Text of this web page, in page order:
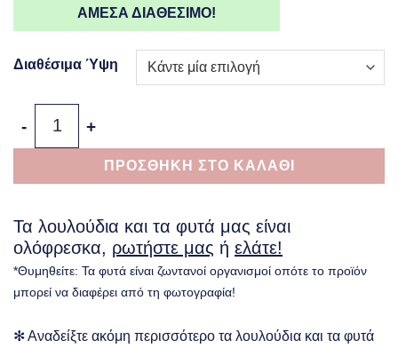
ΑΜΕΣΑ ΔΙΑΘΕΣΙΜΟ!
Διαθέσιμα Ύψη
ΠΡΟΣΘΗΚΗ ΣΤΟ ΚΑΛΑΘΙ
Τα λουλούδια και τα φυτά μας είναι
ολόφρεσκα, ρωτήστε μας ή ελάτε!
*Θυμηθείτε: Τα φυτά είναι ζωντανοί οργανισμοί οπότε το προϊόν
μπορεί να διαφέρει από τη φωτογραφία!
✻ Αναδείξτε ακόμη περισσότερο τα λουλούδια και τα φυτά